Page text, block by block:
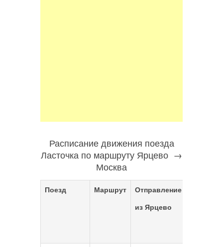
Расписание движения поезда
Ласточка по маршруту Ярцево →
Москва
Поезд Маршрут
Отправление
из Ярцево